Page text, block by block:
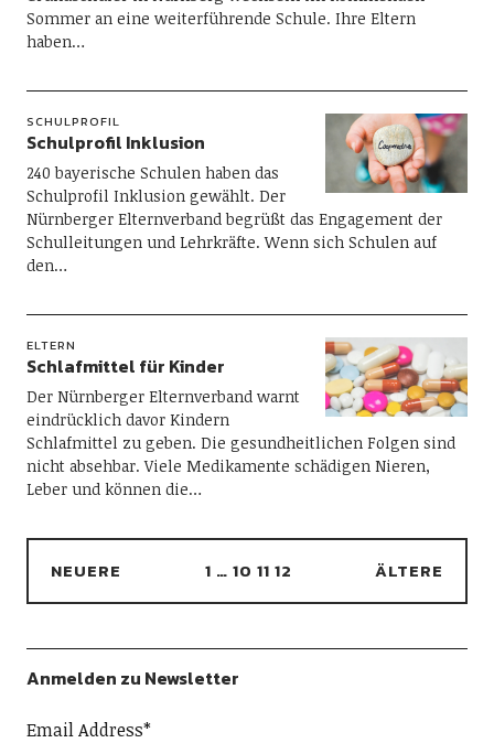
Sommer an eine weiterführende Schule. Ihre Eltern
haben…
SCHULPROFIL
Schulprofil Inklusion
240 bayerische Schulen haben das
Schulprofil Inklusion gewählt. Der
Nürnberger Elternverband begrüßt das Engagement der
Schulleitungen und Lehrkräfte. Wenn sich Schulen auf
den…
ELTERN
Schlafmittel für Kinder
Der Nürnberger Elternverband warnt
eindrücklich davor Kindern
Schlafmittel zu geben. Die gesundheitlichen Folgen sind
nicht absehbar. Viele Medikamente schädigen Nieren,
Leber und können die…
NEUERE 1 … 10 11 12 ÄLTERE
Anmelden zu Newsletter
Email Address*